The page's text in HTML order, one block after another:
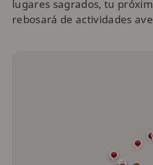
lugares sagrados, tu
rebosará de actividades